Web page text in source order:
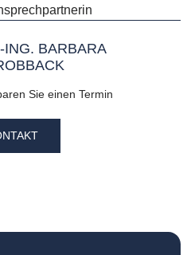
ING. BARBARA
Sie einen Termin